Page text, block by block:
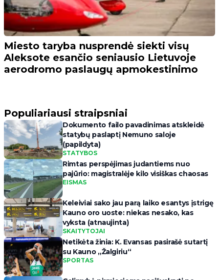
Miesto taryba nusprendė siekti visų
Aleksote esančio seniausio Lietuvoje
aerodromo paslaugų apmokestinimo
Populiariausi straipsniai
Dokumento failo pavadinimas atskleidė
statybų paslaptį Nemuno saloje
(papildyta)
STATYBOS
Rimtas perspėjimas judantiems nuo
pajūrio: magistralėje kilo visiškas chaosas
EISMAS
Keleiviai sako jau parą laiko esantys įstrigę
Kauno oro uoste: niekas nesako, kas
vyksta (atnaujinta)
SKAITYTOJAI
Netikėta žinia: K. Evansas pasirašė sutartį
su Kauno „Žalgiriu“
SPORTAS